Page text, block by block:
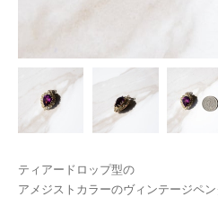
ティアードロップ型の
アメジストカラーのヴィンテージペン